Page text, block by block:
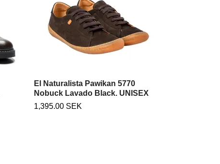
El Naturalista Pawikan 5770
Nobuck Lavado Black. UNISEX
1,395.00 SEK